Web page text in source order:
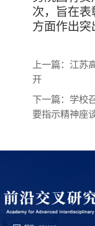
次，旨在
方面作出
上一篇： 江苏
开
下一篇： 学校
要指示精神座